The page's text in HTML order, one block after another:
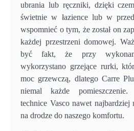
ubrania lub ręczniki, dzięki
świetnie w łazience lub w
wspomnieć o tym, że został on
każdej przestrzeni domowej.
być fakt, że przy
wykorzystano grzejące rurki,
moc grzewczą, dlatego Carre
niemal każde
technice Vasco nawet najbardziej
na drodze do naszego komfortu.